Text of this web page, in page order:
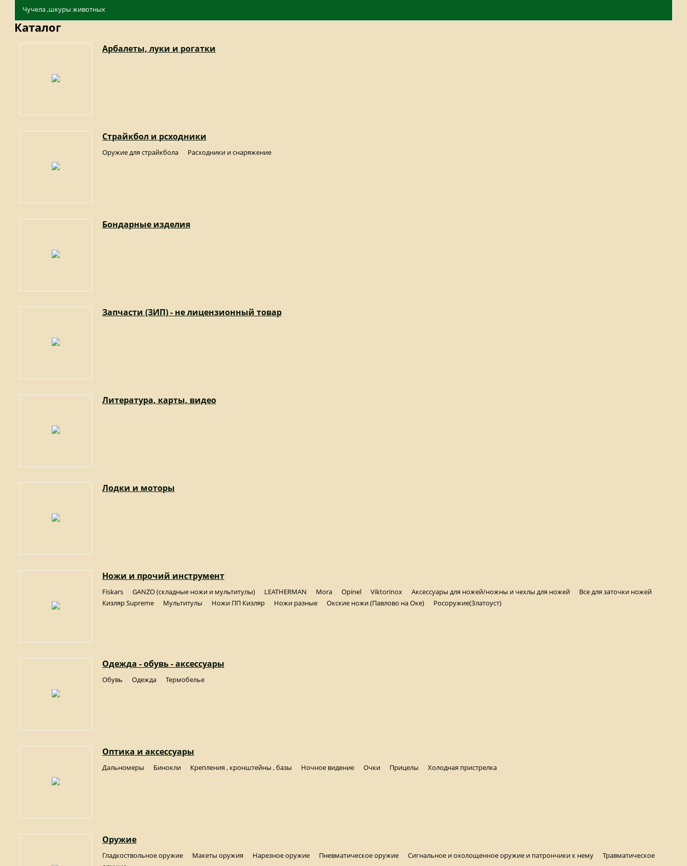
Чучела ,шкуры животных
Каталог
Арбалеты, луки и рогатки
Страйкбол и рсходники
Оружие для страйкбола Расходники и снаряжение
Бондарные изделия
Запчасти (ЗИП) - не лицензионный товар
Литература, карты, видео
Лодки и моторы
Ножи и прочий инструмент
Fiskars GANZO (складные ножи и мультитулы) LEATHERMAN Mora Opinel Viktorinox Аксессуары для ножей/ножны и чехлы для ножей
Все для заточки ножей
Кизляр Supreme
Мультитулы Ножи ПП Кизляр Ножи разные Окские ножи (Павлово на Оке) Росоружие(Златоуст)
Одежда - обувь - аксессуары
Обувь Одежда Термобелье
Оптика и аксессуары
Дальномеры Бинокли Крепления , кронштейны , базы Ночное видение Очки Прицелы Холодная пристрелка
Оружие
Гладкоствольное оружие Макеты оружия Нарезное оружие Пневматическое оружие Сигнальное и охолощенное оружие и патрончики к нему
Травматическое